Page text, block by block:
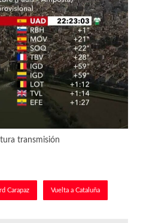
transmisión
Carapaz Vuelta a Cataluña